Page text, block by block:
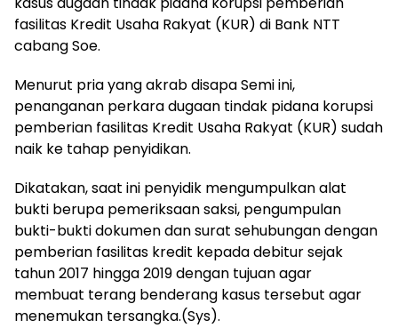
fasilitas Kredit Usaha Rakyat (KUR) di Bank NTT
cabang Soe.
Menurut pria yang akrab disapa Semi ini,
penanganan perkara dugaan tindak pidana korupsi
pemberian fasilitas Kredit Usaha Rakyat (KUR) sudah
naik ke tahap penyidikan.
Dikatakan, saat ini penyidik mengumpulkan alat
bukti berupa pemeriksaan saksi, pengumpulan
bukti-bukti dokumen dan surat sehubungan dengan
pemberian fasilitas kredit kepada debitur sejak
tahun 2017 hingga 2019 dengan tujuan agar
membuat terang benderang kasus tersebut agar
menemukan tersangka.(Sys).